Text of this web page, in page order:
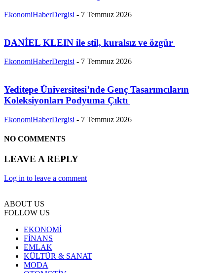
EkonomiHaberDergisi - 7 Temmuz 2026
DANİEL KLEIN ile stil, kuralsız ve özgür
EkonomiHaberDergisi - 7 Temmuz 2026
Yeditepe Üniversitesi’nde Genç Tasarımcıların
Koleksiyonları Podyuma Çıktı
EkonomiHaberDergisi - 7 Temmuz 2026
NO COMMENTS
LEAVE A REPLY
Log in to leave a comment
ABOUT US
FOLLOW US
EKONOMİ
FİNANS
EMLAK
KÜLTÜR & SANAT
MODA